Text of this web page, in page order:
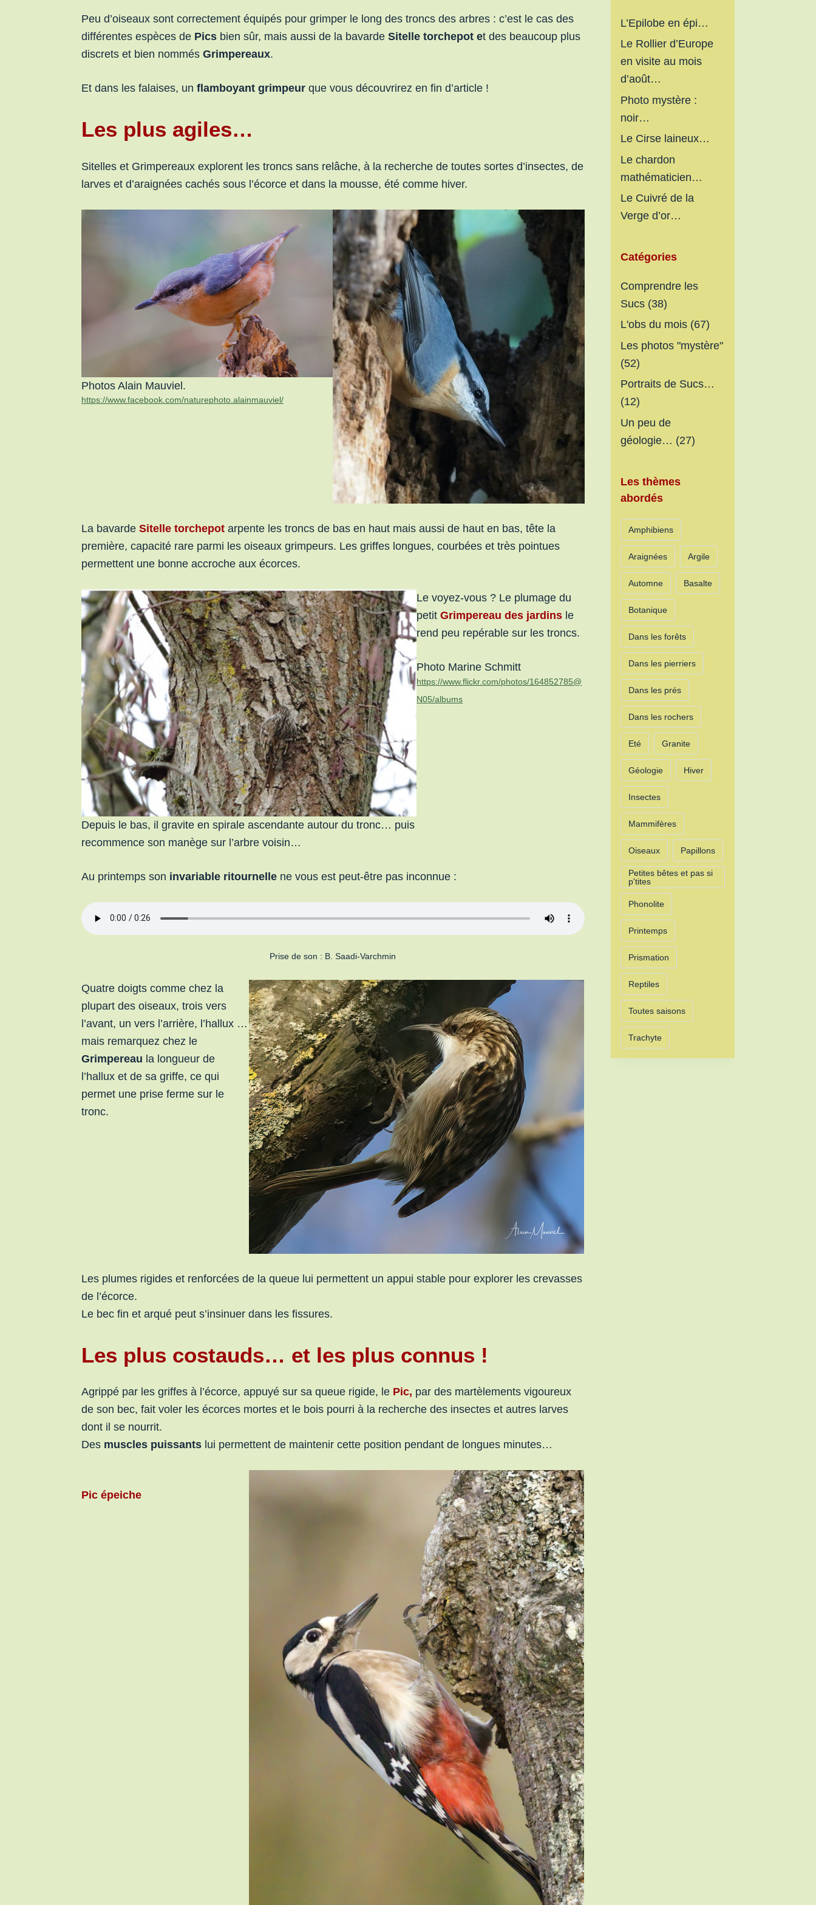
Peu d’oiseaux sont correctement équipés pour grimper le long des troncs des arbres : c’est le cas des
différentes espèces de Pics bien sûr, mais aussi de la bavarde Sitelle torchepot et des beaucoup plus
discrets et bien nommés Grimpereaux.
Et dans les falaises, un flamboyant grimpeur que vous découvrirez en fin d’article !
Les plus agiles…
Sitelles et Grimpereaux explorent les troncs sans relâche, à la recherche de toutes sortes d’insectes, de
larves et d’araignées cachés sous l’écorce et dans la mousse, été comme hiver.
Photos Alain Mauviel.
https://www.facebook.com/naturephoto.alainmauviel/
La bavarde Sitelle torchepot arpente les troncs de bas en haut mais aussi de haut en bas, tête la
première, capacité rare parmi les oiseaux grimpeurs. Les griffes longues, courbées et très pointues
permettent une bonne accroche aux écorces.
Depuis le bas, il gravite en spirale ascendante autour du tronc… puis
recommence son manège sur l’arbre voisin…
Le voyez-vous ? Le plumage du
petitGrimpereau des jardins le
rend peu repérable sur les troncs.
Photo Marine Schmitt
https://www.flickr.com/photos/164852785@
N05/albums
Au printemps son invariable ritournelle ne vous est peut-être pas inconnue :
Prise de son : B. Saadi-Varchmin
Quatre doigts comme chez la
plupart des oiseaux, trois vers
l’avant, un vers l’arrière, l’hallux …
mais remarquez chez le
Grimpereau la longueur de
l’hallux et de sa griffe, ce qui
permet une prise ferme sur le
tronc.
Les plumes rigides et renforcées de la queue lui permettent un appui stable pour explorer les crevasses
de l’écorce.
Le bec fin et arqué peut s’insinuer dans les fissures.
Les plus costauds… et les plus connus !
Agrippé par les griffes à l’écorce, appuyé sur sa queue rigide, le Pic, par des martèlements vigoureux
de son bec, fait voler les écorces mortes et le bois pourri à la recherche des insectes et autres larves
dont il se nourrit.
Des muscles puissants lui permettent de maintenir cette position pendant de longues minutes…
Pic épeiche
L’Epilobe en épi…
Le Rollier d’Europe
en visite au mois
d’août…
Photo mystère :
noir…
Le Cirse laineux…
Le chardon
mathématicien…
Le Cuivré de la
Verge d’or…
Catégories
Comprendre les
Sucs(38)
L'obs du mois(67)
Les photos "mystère"
(52)
Portraits de Sucs…
(12)
Un peu de
géologie… (27)
Les thèmes
abordés
Amphibiens
Araignées Argile
Automne Basalte
Botanique
Dans les forêts
Dans les pierriers
Dans les prés
Dans les rochers
Eté Granite
Géologie Hiver
Insectes
Mammifères
Oiseaux Papillons
Petites bêtes et pas si
p'tites
Phonolite
Printemps
Prismation
Reptiles
Toutes saisons
Trachyte